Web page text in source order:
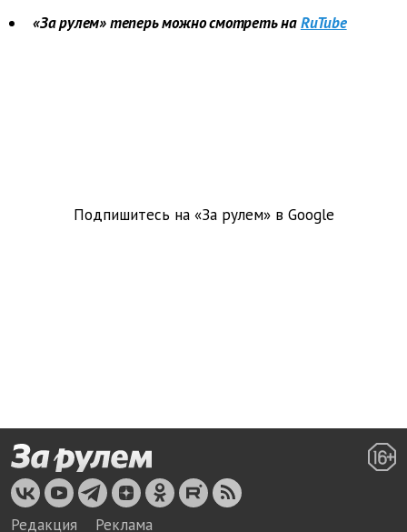
«За рулем» теперь можно смотреть наRuTube
Подпишитесь на «За рулем» в Google
Редакция Реклама